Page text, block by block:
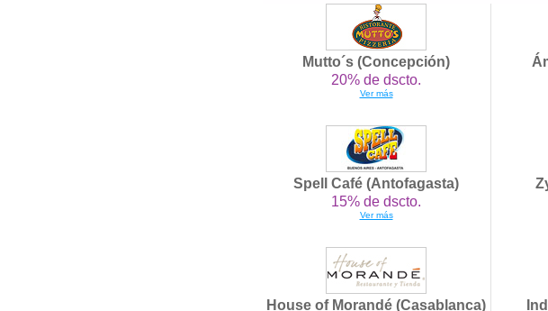
Mutto´s (Concepción)
20% de dscto.
Ver más
Spell Café (Antofagasta)
15% de dscto.
Ver más
House of Morandé (Casablanca)